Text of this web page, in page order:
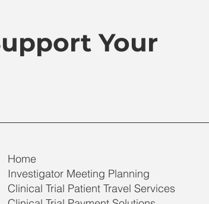
Your
Home
Investigator Meeting Planning
Clinical Trial Patient Travel Services